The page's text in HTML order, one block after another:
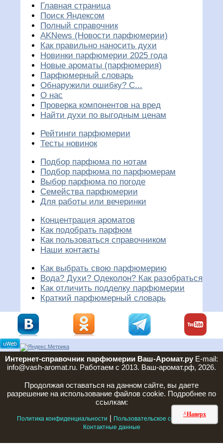
^Наверх
Главная страница
Поиск Яндексом
Полный справочник
AKNews (Новости парфюмерии)
Как правильно наносить духи
Новинки парфюмерии 2025 года
Новые ароматы (парфюмерия)
Парфюмерный словарь
Обнаружили ошибку? С...
О нас
Проверка компонентов на вред
Найти духи по выгодным ценам
Рейтинги парфюмерии
Тесты новинок
Подбор парфюма по нотам
Подбор парфюма по парфюмерам
Выбор парфюма по погоде
Семейства парфюмерии
Для работы или вечеринки
Концентрация ароматов
Как подобрать парфюм
Как пользоваться справочником
Наши контакты
Как выбрать свою парфюмерию
Вода? Духи? Одеколон? Как разобраться
Как отличить подделку парфюмерии
Краткий парфюмерный словарь
Интернет-справочник парфюмерии Ваш-Аромат.ру E-mail:
info@vash-aromat.ru. Работаем с 2013. Ваш-аромат.рф, 2026.
Продолжая оставаться на данном сайте, вы даете
разрешение на использование файлов cookie. Подробнее по
ссылкам:
Политика конфиденциальности | Пользовательское соглашение|
Контактные данные